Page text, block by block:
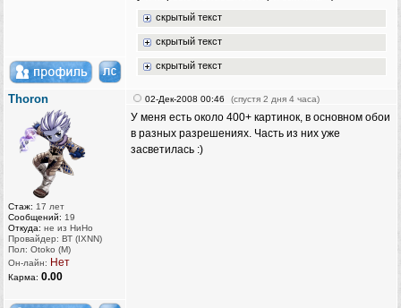
скрытый текст
скрытый текст
скрытый текст
Thoron
Стаж: 17 лет
Сообщений: 19
Откуда: не из НиНо
Провайдер: ВТ (IXNN)
Пол: Otoko (M)
Он-лайн: Нет
Карма: 0.00
02-Дек-2008 00:46 (спустя 2 дня 4 часа)
У меня есть около 400+ картинок, в основном обои
в разных разрешениях. Часть из них уже
засветилась :)